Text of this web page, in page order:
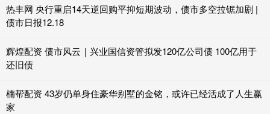
热丰网 央行重启14天逆回购平抑短期波动，债市多空拉锯加剧 |
债市日报12.18
辉煌配资 债市风云｜兴业国信资管拟发120亿公司债 100亿用于
还旧债
楠帮配资 43岁仍单身住豪华别墅的金铭，或许已经活成了人生赢
家